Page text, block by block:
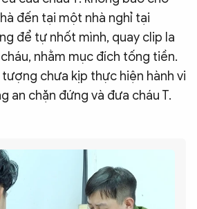
đến tại một nhà nghỉ tại
để tự nhốt mình, quay clip la
nhằm mục đích tống tiền.
chưa kịp thực hiện hành vi
an chặn đứng và đưa cháu T.